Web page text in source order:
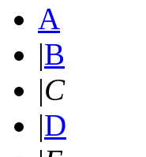
A
|B
|C
|D